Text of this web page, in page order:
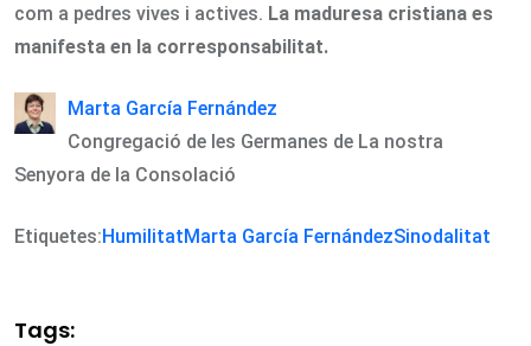
com a pedres vives i actives. La maduresa cristiana es
manifesta en la corresponsabilitat.
Marta García Fernández
Congregació de les Germanes de La nostra
Senyora de la Consolació
Etiquetes:HumilitatMarta García FernándezSinodalitat
Tags: